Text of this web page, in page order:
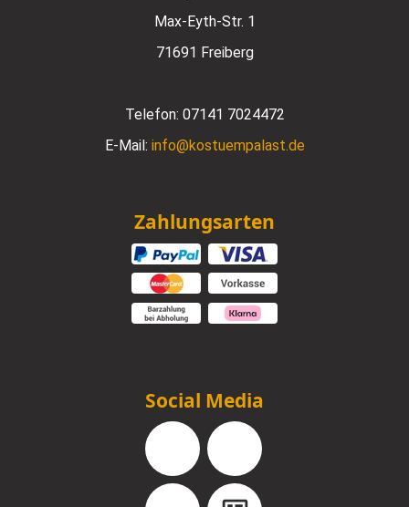
Max-Eyth-Str. 1
71691 Freiberg
Telefon: 07141 7024472
E-Mail: info@kostuempalast.de
Zahlungsarten
Social Media
Facebook Instagram